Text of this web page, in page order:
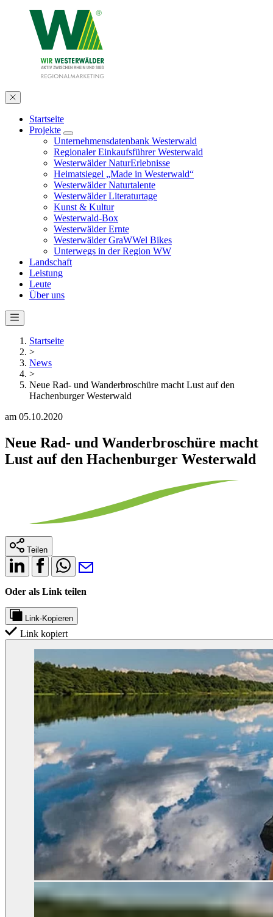
Startseite
Projekte
Unternehmensdatenbank Westerwald
Regionaler Einkaufsführer Westerwald
Westerwälder NaturErlebnisse
Heimatsiegel „Made in Westerwald“
Westerwälder Naturtalente
Westerwälder Literaturtage
Kunst & Kultur
Westerwald-Box
Westerwälder Ernte
Westerwälder GraWWel Bikes
Unterwegs in der Region WW
Landschaft
Leistung
Leute
Über uns
Startseite
>
News
>
Neue Rad- und Wanderbroschüre macht Lust auf den
Hachenburger Westerwald
am 05.10.2020
Neue Rad- und Wanderbroschüre macht
Lust auf den Hachenburger Westerwald
Teilen
Oder als Link teilen
Link-Kopieren
Link kopiert